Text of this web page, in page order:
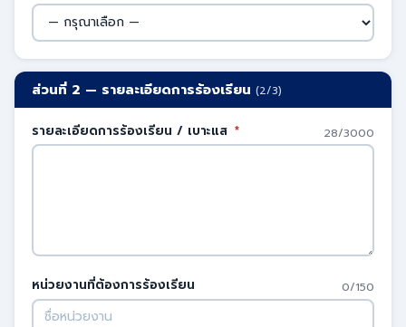
ส่วนที่ 2 — รายละเอียดการร้องเรียน(2/3)
รายละเอียดการร้องเรียน / เบาะแส * 28/3000
หน่วยงานที่ต้องการร้องเรียน 0/150